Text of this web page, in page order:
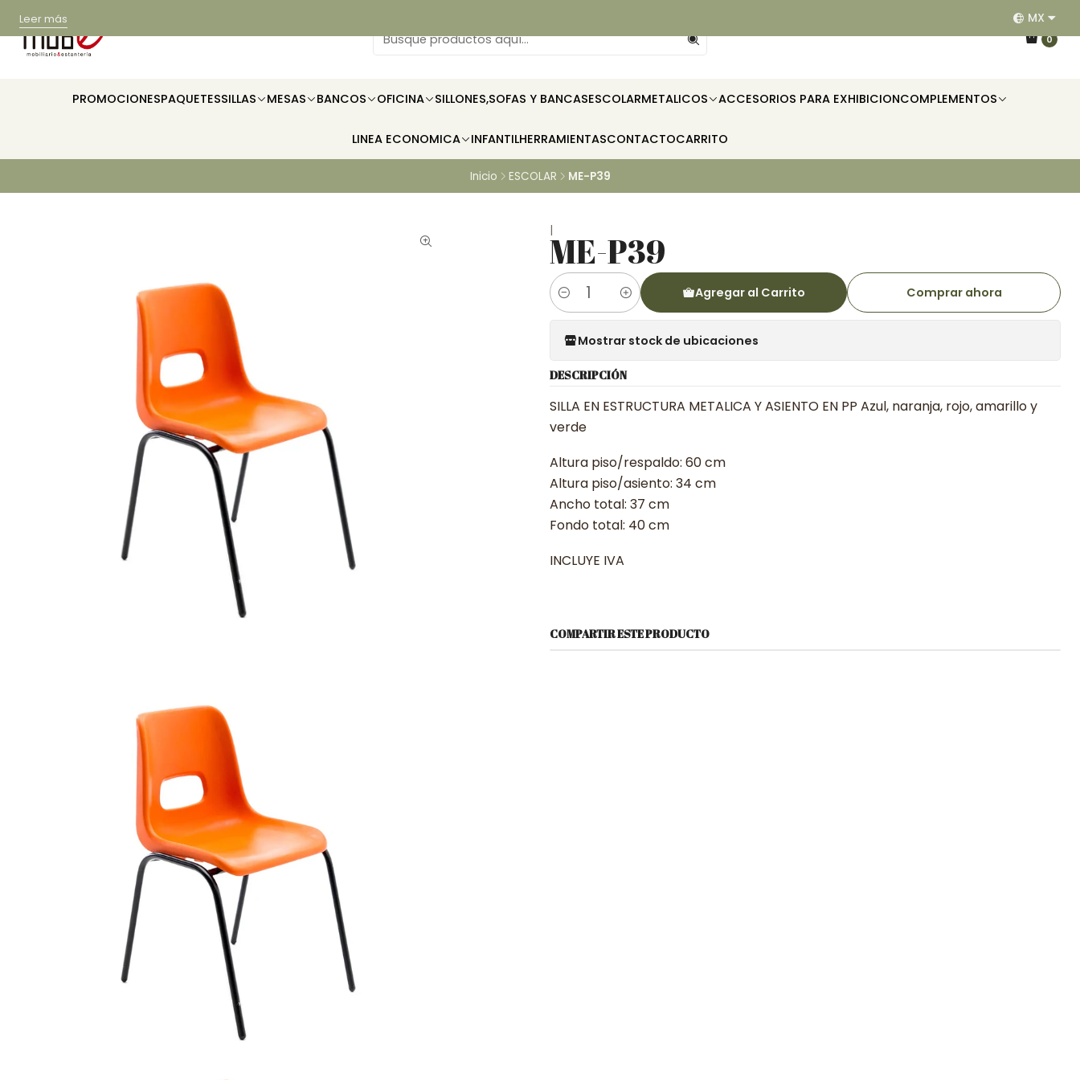
0
PROMOCIONESPAQUETESSILLAS MESAS BANCOS OFICINA SILLONES,SOFAS Y BANCASESCOLARMETALICOS ACCESORIOS PARA EXHIBICIONCOMPLEMENTOS
LINEA ECONOMICA INFANTILHERRAMIENTASCONTACTOCARRITO
Leer más EQUIPAMOS RESTAURANTES, HOTELES, OFICINAS E
MX
Inicio ESCOLAR ME-P39
|ME-P39
Cantidad
Agregar al Carrito Comprar ahora
Mostrar stock de ubicaciones
DESCRIPCIÓN
SILLA EN ESTRUCTURA METALICA Y ASIENTO EN PP Azul, naranja, rojo, amarillo y
verde
Altura piso/respaldo: 60 cm
Altura piso/asiento: 34 cm
Ancho total: 37 cm
Fondo total: 40 cm
INCLUYE IVA
COMPARTIR ESTE PRODUCTO